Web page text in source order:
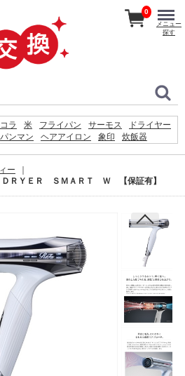
ラ 米 フライパン サーモス
ドライヤー
ンマン
ヘアアイロン 象印
炊飯器
リファ
0
メニュー
探す
ー
ＲＹＥＲ ＳＭＡＲＴ Ｗ 【保証有】